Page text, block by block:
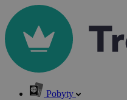
Pobyty